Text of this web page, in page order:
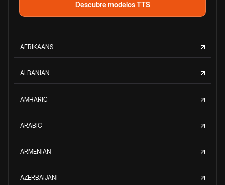
Descubre modelos TTS
AFRIKAANS
ALBANIAN
AMHARIC
ARABIC
ARMENIAN
AZERBAIJANI